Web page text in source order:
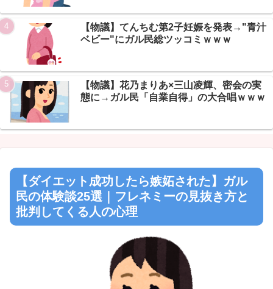
【物議】てんちむ第2子妊娠を発表→"青汁
ベビー"にガル民総ツッコミｗｗｗ
【物議】花乃まりあ×三山凌輝、密会の実
態に→ガル民「自業自得」の大合唱ｗｗｗ
【ダイエット成功したら嫉妬された】ガル
民の体験談25選｜フレネミーの見抜き方と
批判してくる人の心理